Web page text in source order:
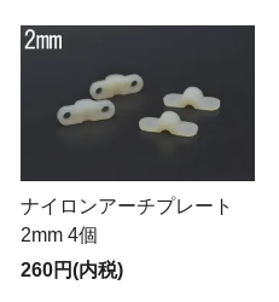
ナイロンアーチプレート
2mm 4個
260円(内税)